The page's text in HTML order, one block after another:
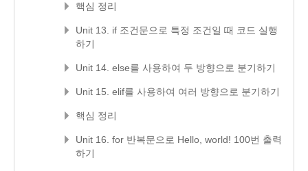
핵심 정리
Unit 13. if 조건문으로 특정 조건일 때 코드 실행
하기
Unit 14. else를 사용하여 두 방향으로 분기하기
Unit 15. elif를 사용하여 여러 방향으로 분기하기
핵심 정리
Unit 16. for 반복문으로 Hello, world! 100번 출력
하기